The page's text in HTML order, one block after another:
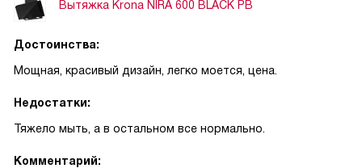
Вытяжка Krona NIRA 600 BLACK PB
Достоинства:
Мощная, красивый дизайн, легко моется, цена.
Недостатки:
Тяжело мыть, а в остальном все нормально.
Комментарий: